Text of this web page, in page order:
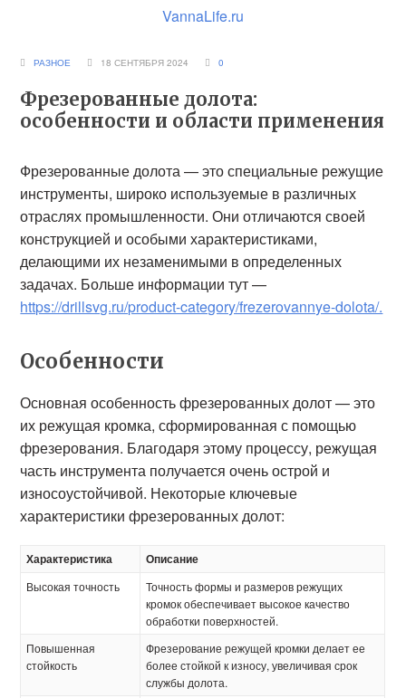
VannaLife.ru
РАЗНОЕ 18 СЕНТЯБРЯ 2024 0
Фрезерованные долота:
особенности и области применения
Фрезерованные долота — это специальные режущие
инструменты, широко используемые в различных
отраслях промышленности. Они отличаются своей
конструкцией и особыми характеристиками,
делающими их незаменимыми в определенных
задачах. Больше информации тут —
https://drillsvg.ru/product-category/frezerovannye-dolota/.
Особенности
Основная особенность фрезерованных долот — это
их режущая кромка, сформированная с помощью
фрезерования. Благодаря этому процессу, режущая
часть инструмента получается очень острой и
износоустойчивой. Некоторые ключевые
характеристики фрезерованных долот:
Характеристика Описание
Высокая точность
Точность формы и размеров режущих
кромок обеспечивает высокое качество
обработки поверхностей.
Повышенная
стойкость
Фрезерование режущей кромки делает ее
более стойкой к износу, увеличивая срок
службы долота.